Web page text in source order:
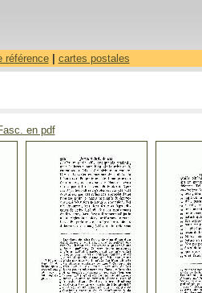
référence| cartes postales
en pdf